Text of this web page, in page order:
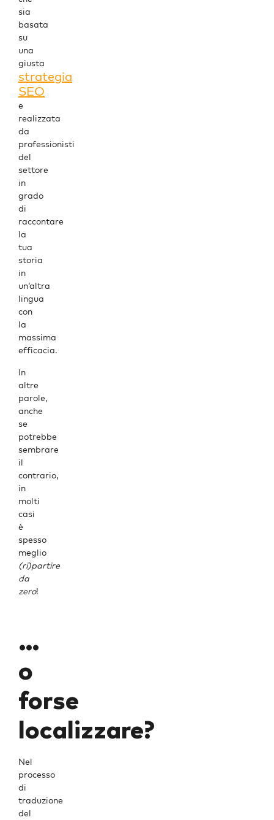
sia
basata
su
una
giusta
strategia
SEO
e
realizzata
da
professionisti
del
settore
in
grado
di
raccontare
la
tua
storia
in
un’altra
lingua
con
la
massima
efficacia.
In
altre
parole,
anche
se
potrebbe
sembrare
il
contrario,
in
molti
casi
è
spesso
meglio
(ri)partire
da
zero!
…
o
forse
localizzare?
Nel
processo
di
traduzione
del